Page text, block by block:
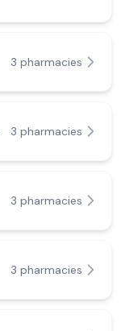
3 pharmacies
3 pharmacies
3 pharmacies
3 pharmacies